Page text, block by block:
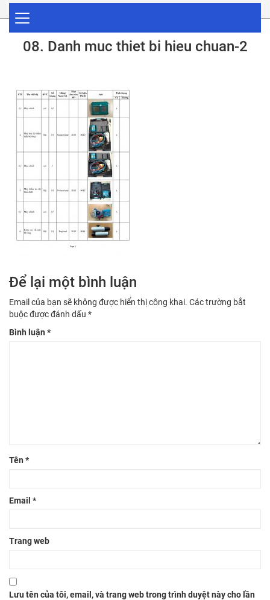
08. Danh muc thiet bi hieu chuan-2
Để lại một bình luận
Email của bạn sẽ không được hiển thị công khai. Các trường bắt
buộc được đánh dấu *
Bình luận *
Tên *
Email *
Trang web
Lưu tên của tôi, email, và trang web trong trình duyệt này cho lần